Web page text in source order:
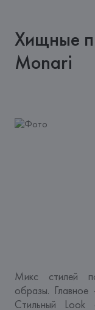
Хищные
Monari
Микс стилей
образы.
Стильный